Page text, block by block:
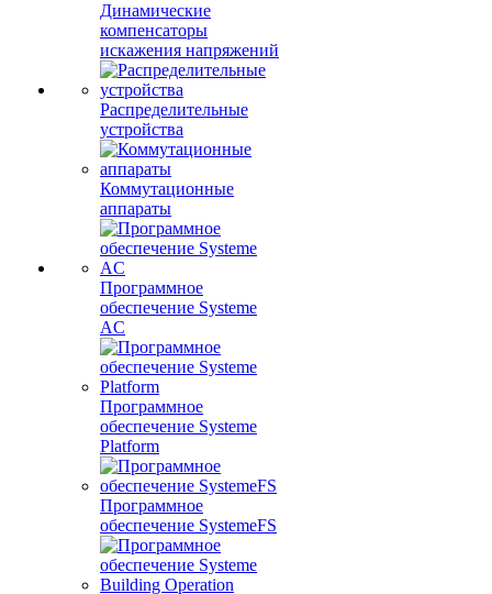
Динамические
компенсаторы
искажения напряжений
Распределительные
устройства
Коммутационные
аппараты
Программное
обеспечение Systeme
AC
Программное
обеспечение Systeme
Platform
Программное
обеспечение SystemeFS